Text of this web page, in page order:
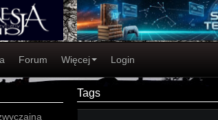
Forum Więcej Login
Tags